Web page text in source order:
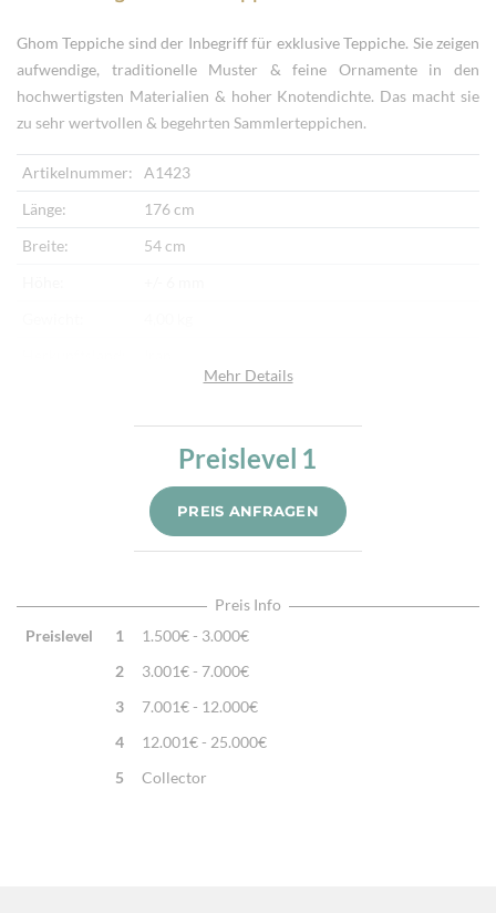
Ghom Teppiche sind der Inbegriff für exklusive Teppiche. Sie zeigen
aufwendige, traditionelle Muster & feine Ornamente in den
hochwertigsten Materialien & hoher Knotendichte. Das macht sie
zu sehr wertvollen & begehrten Sammlerteppichen.
Artikelnummer:
A1423
Länge:
176 cm
Breite:
54 cm
Schafwolle
260.000/m²
Sehr fein per Hand geknüpft
Traditionelle Machart
Mehr Details
Preislevel 1
PREIS ANFRAGEN
Preis Info
Preislevel
1
1.500€ - 3.000€
2
3.001€ - 7.000€
3
7.001€ - 12.000€
4
12.001€ - 25.000€
5
Collector